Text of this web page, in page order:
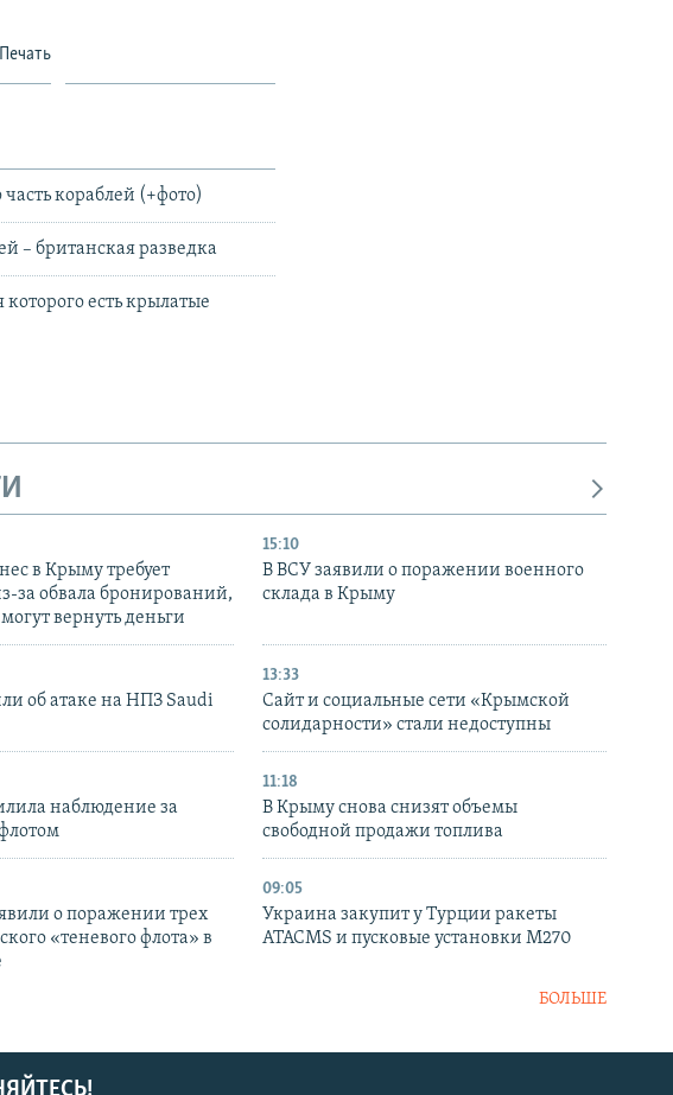
Печать
кораблей (+фото)
– британская разведка
есть крылатые
в Крыму требует
за обвала бронирований,
вернуть деньги
15:10
В ВСУ заявили о поражении военного
склада в Крыму
об атаке на НПЗ Saudi
13:33
Сайт и социальные сети «Крымской
солидарности» стали недоступны
наблюдение за
11:18
В Крыму снова снизят объемы
свободной продажи топлива
о поражении трех
«теневого флота» в
09:05
Украина закупит у Турции ракеты
ATACMS и пусковые установки M270
БОЛЬШЕ